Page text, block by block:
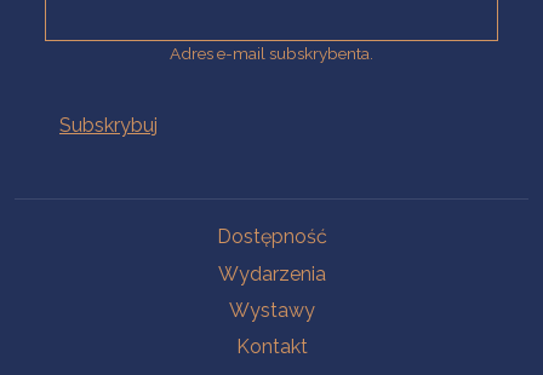
Adres e-mail subskrybenta.
Dostępność
Wydarzenia
Wystawy
Kontakt